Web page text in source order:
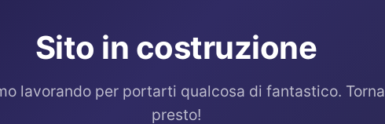
Sito in costruzione
lavorando per portarti qualcosa di fantastico. Torna
presto!